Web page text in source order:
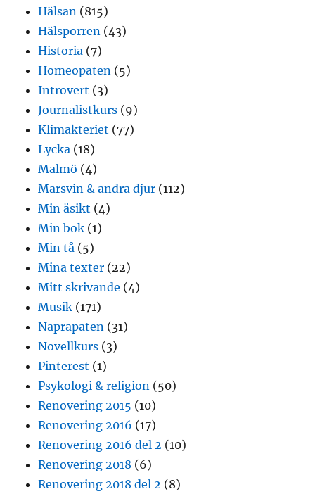
Hälsan (815)
Hälsporren (43)
Historia (7)
Homeopaten (5)
Introvert (3)
Journalistkurs (9)
Klimakteriet (77)
Lycka (18)
Malmö (4)
Marsvin & andra djur (112)
Min åsikt (4)
Min bok (1)
Min tå (5)
Mina texter (22)
Mitt skrivande (4)
Musik (171)
Naprapaten (31)
Novellkurs (3)
Pinterest (1)
Psykologi & religion (50)
Renovering 2015 (10)
Renovering 2016 (17)
Renovering 2016 del 2 (10)
Renovering 2018 (6)
Renovering 2018 del 2 (8)